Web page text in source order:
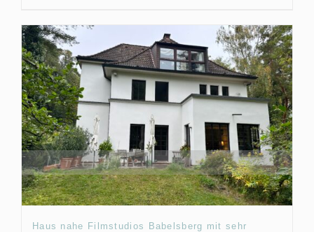
Haus nahe Filmstudios Babelsberg mit sehr